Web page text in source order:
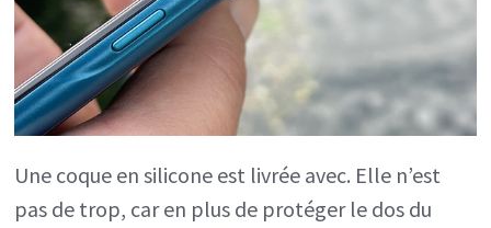
Une coque en silicone est livrée avec. Elle n’est
pas de trop, car en plus de protéger le dos du